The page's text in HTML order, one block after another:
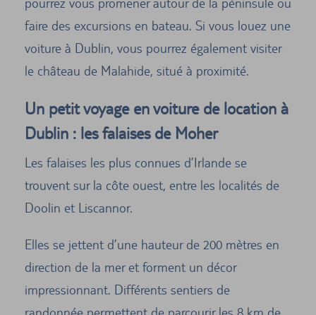
faire des excursions en bateau. Si vous louez une
voiture à Dublin, vous pourrez également visiter
le château de Malahide, situé à proximité.
Un petit voyage en voiture de location à
Dublin : les falaises de Moher
Les falaises les plus connues d’Irlande se
trouvent sur la côte ouest, entre les localités de
Doolin et Liscannor.
Elles se jettent d’une hauteur de 200 mètres en
direction de la mer et forment un décor
impressionnant. Différents sentiers de